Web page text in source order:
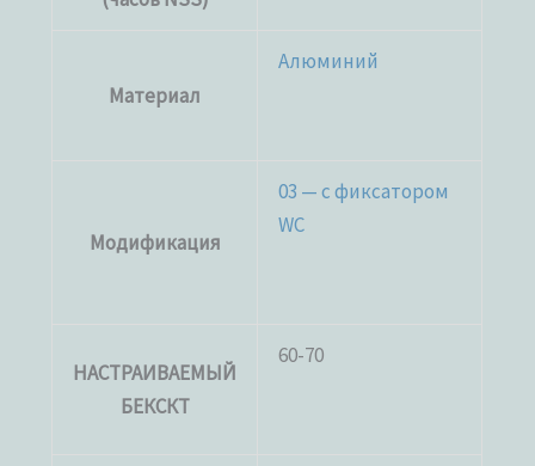
Материал
Алюминий
Модификация
03 — с фиксатором
WC
НАСТРАИВАЕМЫЙ
БЕКСКТ
60-70